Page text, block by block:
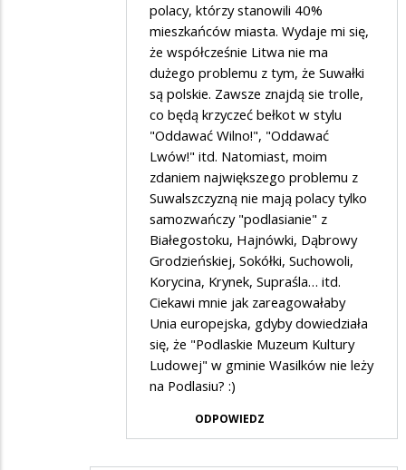
polacy, którzy stanowili 40%
mieszkańców miasta. Wydaje mi się,
że współcześnie Litwa nie ma
dużego problemu z tym, że Suwałki
są polskie. Zawsze znajdą sie trolle,
co będą krzyczeć bełkot w stylu
"Oddawać Wilno!", "Oddawać
Lwów!" itd. Natomiast, moim
zdaniem największego problemu z
Suwalszczyzną nie mają polacy tylko
samozwańczy "podlasianie" z
Białegostoku, Hajnówki, Dąbrowy
Grodzieńskiej, Sokółki, Suchowoli,
Korycina, Krynek, Supraśla… itd.
Ciekawi mnie jak zareagowałaby
Unia europejska, gdyby dowiedziała
się, że "Podlaskie Muzeum Kultury
Ludowej" w gminie Wasilków nie leży
na Podlasiu? :)
ODPOWIEDZ